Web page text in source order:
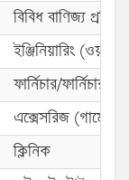
বিবিধ বাণিজ্য
ইঞ্জিনিয়ারিং
ফার্নিচার/ফার্নিচার
এক্সেসরিজ (গার্মেন্টস)
ক্লিনিক